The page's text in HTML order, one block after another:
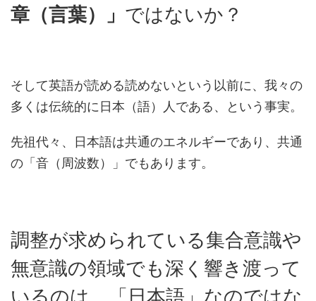
章（言葉）」 ではないか？
そして英語が読める読めないという以前に、我々の
多くは伝統的に日本（語）人である、という事実。
先祖代々、日本語は共通のエネルギーであり、共通
の「音（周波数）」でもあります。
調整が求められている集合意識や
無意識の領域でも深く響き渡って
いるのは、「日本語」なのではな